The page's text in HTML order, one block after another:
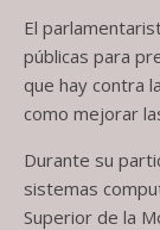
El
públicas para
que hay contra
como mejorar
Durante su
sistemas
Superior de la